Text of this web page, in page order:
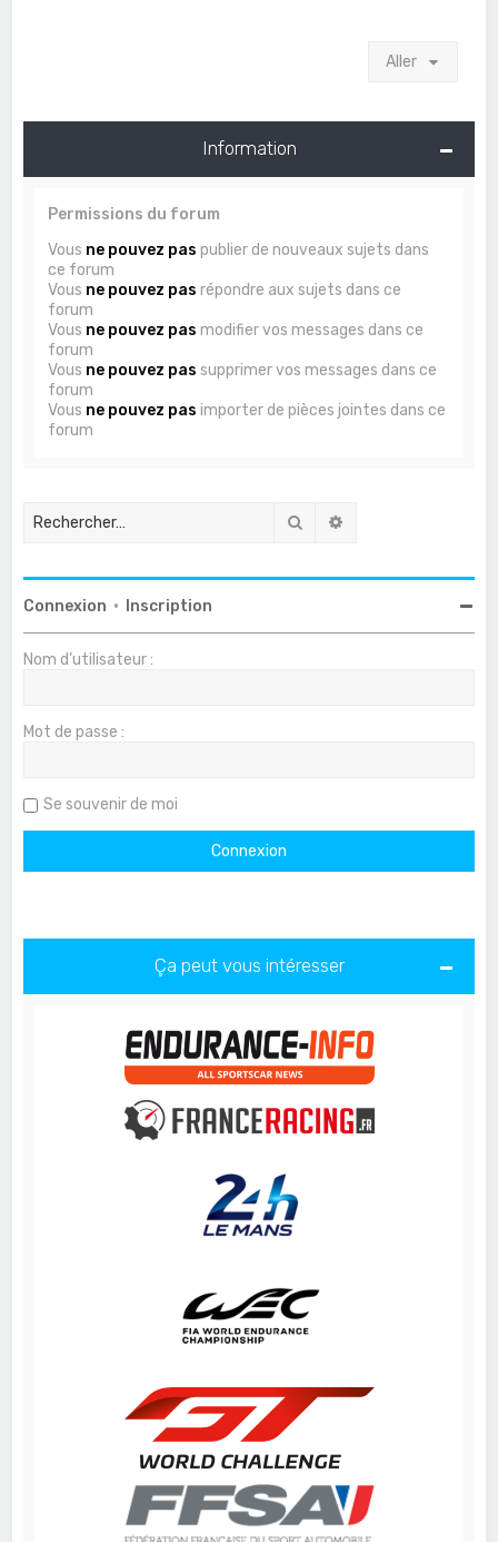
Aller
Information
Permissions du forum
Vous ne pouvez pas publier de nouveaux sujets dans
ce forum
Vous ne pouvez pas répondre aux sujets dans ce
forum
Vous ne pouvez pas modifier vos messages dans ce
forum
Vous ne pouvez pas supprimer vos messages dans ce
forum
Vous ne pouvez pas importer de pièces jointes dans ce
forum
Rechercher
Connexion • Inscription
Nom d’utilisateur :
Mot de passe :
Se souvenir de moi
Ça peut vous intéresser